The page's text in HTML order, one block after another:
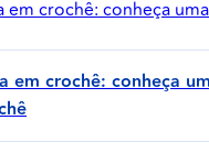
em crochê: conheça